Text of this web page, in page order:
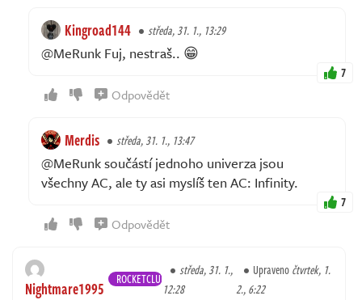
Kingroad144 středa, 31. 1., 13:29
@MeRunk Fuj, nestraš.. 😁
7
Odpovědět
Merdis středa, 31. 1., 13:47
@MeRunk součástí jednoho univerza jsou
všechny AC, ale ty asi myslíš ten AC: Infinity.
7
Odpovědět
Nightmare1995 ROCKETCLUB
středa, 31. 1.,
12:28
Upravenočtvrtek, 1.
2., 6:22